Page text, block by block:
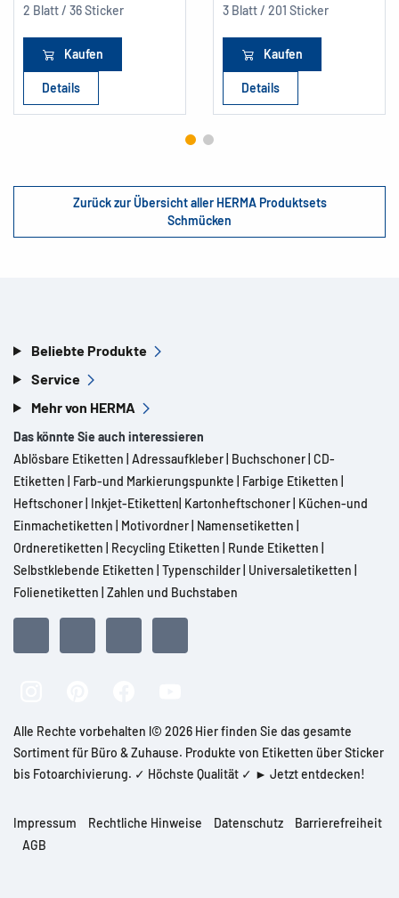
2 Blatt / 36 Sticker
Kaufen
Details
3 Blatt / 201 Sticker
Kaufen
Details
Zurück zur Übersicht aller HERMA Produktsets
Schmücken
Beliebte Produkte
Service
Mehr von HERMA
Das könnte Sie auch interessieren
Ablösbare Etiketten Adressaufkleber Buchschoner CD-
Etiketten
Farb-und Markierungspunkte Farbige Etiketten
Heftschoner Inkjet-Etiketten Kartonheftschoner Küchen-und
Einmachetiketten
Motivordner Namensetiketten
Ordneretiketten
Recycling Etiketten Runde Etiketten
Selbstklebende Etiketten Typenschilder Universaletiketten
Folienetiketten Zahlen und Buchstaben
Alle Rechte vorbehalten l© 2026 Hier finden Sie das gesamte
Sortiment für Büro & Zuhause. Produkte von Etiketten über Sticker
bis Fotoarchivierung. ✓ Höchste Qualität ✓ ► Jetzt entdecken!
Impressum Rechtliche Hinweise Datenschutz
Barrierefreiheit
AGB